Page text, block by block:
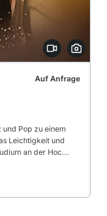
Auf Anfrage
Pop zu einem
Leichtigkeit und
an der Hoc...